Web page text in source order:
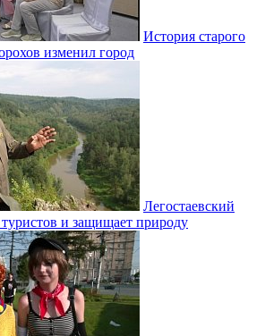
История старого
изменил город
Легостаевский
туристов и защищает природу